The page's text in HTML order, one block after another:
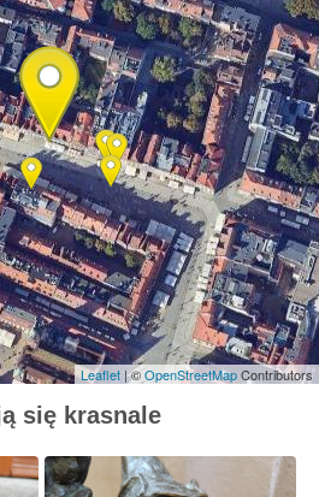
Leaflet | ©OpenStreetMapContributors
się krasnale